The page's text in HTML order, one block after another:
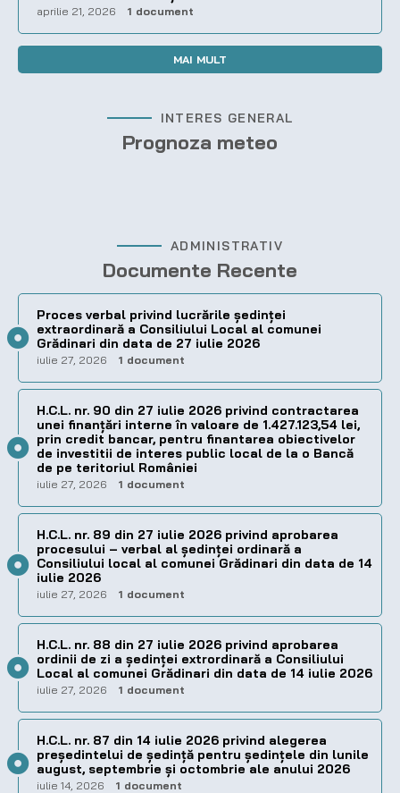
aprilie 21, 2026 1 document
MAI MULT
INTERES GENERAL
Prognoza meteo
ADMINISTRATIV
Documente Recente
Proces verbal privind lucrările ședinței
extraordinară a Consiliului Local al comunei
Grădinari din data de 27 iulie 2026
iulie 27, 2026 1 document
H.C.L. nr. 90 din 27 iulie 2026 privind contractarea
unei finanțări interne în valoare de 1.427.123,54 lei,
prin credit bancar, pentru finantarea obiectivelor
de investitii de interes public local de la o Bancă
de pe teritoriul României
iulie 27, 2026 1 document
H.C.L. nr. 89 din 27 iulie 2026 privind aprobarea
procesului – verbal al şedinţei ordinară a
Consiliului local al comunei Grădinari din data de 14
iulie 2026
iulie 27, 2026 1 document
H.C.L. nr. 88 din 27 iulie 2026 privind aprobarea
ordinii de zi a şedinţei extrordinară a Consiliului
Local al comunei Grădinari din data de 14 iulie 2026
iulie 27, 2026 1 document
H.C.L. nr. 87 din 14 iulie 2026 privind alegerea
preşedintelui de şedinţă pentru ședințele din lunile
august, septembrie și octombrie ale anului 2026
iulie 14, 2026 1 document